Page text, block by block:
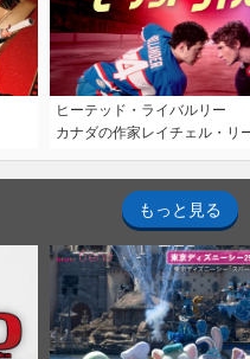
ヒーテッド・ライバルリー
カナダの作家レイチェル・リ
もっと見る